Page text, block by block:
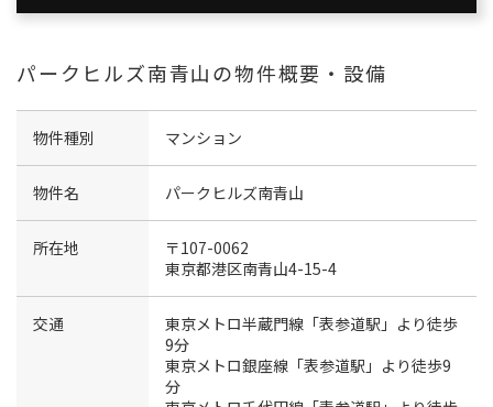
パークヒルズ南青山の物件概要・設備
物件種別 マンション
物件名 パークヒルズ南青山
所在地
〒107-0062
東京都港区南青山4-15-4
交通
東京メトロ半蔵門線「表参道駅」より徒歩
9分
東京メトロ銀座線「表参道駅」より徒歩9
分